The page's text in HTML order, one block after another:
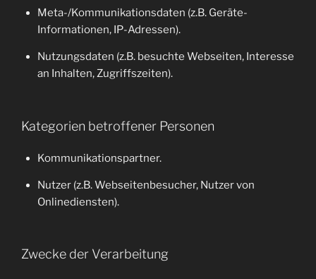
Meta-/Kommunikationsdaten (z.B. Geräte-
Informationen, IP-Adressen).
Nutzungsdaten (z.B. besuchte Webseiten, Interesse
an Inhalten, Zugriffszeiten).
Kategorien betroffener Personen
Kommunikationspartner.
Nutzer (z.B. Webseitenbesucher, Nutzer von
Onlinediensten).
Zwecke der Verarbeitung